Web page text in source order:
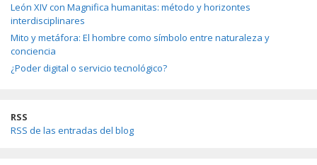
León XIV con Magnifica humanitas: método y horizontes
interdisciplinares
Mito y metáfora: El hombre como símbolo entre naturaleza y
conciencia
¿Poder digital o servicio tecnológico?
RSS
RSS de las entradas del blog